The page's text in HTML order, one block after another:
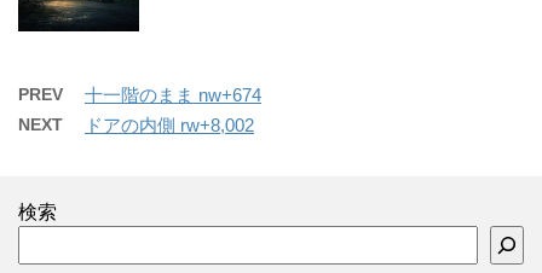
PREV 十一階のまま nw+674
NEXT ドアの内側 rw+8,002
検索